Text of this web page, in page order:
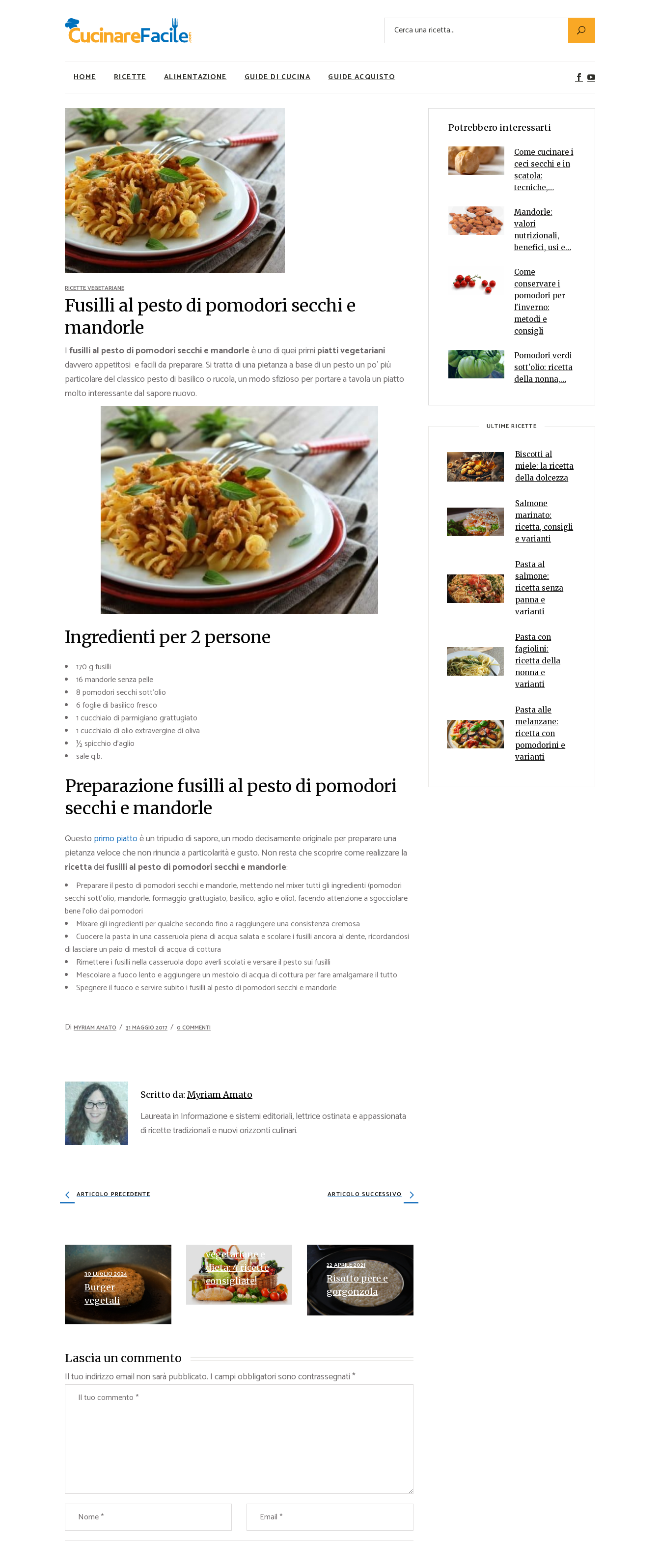
Cerca
HOME RICETTE
Ricette Facili e Veloci
Ricette Primi Piatti
Ricette Antipasti
Ricette Dolci
Ricette Carne
Ricette Secondi
Ricette Pizze e Rustici
Ricette Contorni
Ricette Piatti unici
Ricette Pesce
Video Ricette
Ricette per Ingrediente
ALIMENTAZIONE
Utility
Super Alimenti
Nutrizionista a tavola
Ricette Vegetariane
Ricette Vegane
Rumors
GUIDE DI CUCINA GUIDE ACQUISTO
Ricette Facili e Veloci
Ricette Primi Piatti
Ricette Dolci
Ricette Carne
Ricette Secondi
Utility
Super Alimenti
Ricette Vegetariane
Rumors
RICETTE VEGETARIANE
Fusilli al pesto di pomodori secchi e
mandorle
I fusilli al pesto di pomodori secchi e mandorleè uno di quei primi piatti vegetariani
davvero appetitosi e facili da preparare. Si tratta di una pietanza a base di un pesto un po’ più
particolare del classico pesto di basilico o rucola, un modo sfizioso per portare a tavola un piatto
molto interessante dal sapore nuovo.
Ingredienti per 2 persone
170 g fusilli
16 mandorle senza pelle
8 pomodori secchi sott’olio
6 foglie di basilico fresco
1 cucchiaio di parmigiano grattugiato
1 cucchiaio di olio extravergine di oliva
½ spicchio d’aglio
sale q.b.
Preparazione fusilli al pesto di pomodori
secchi e mandorle
Questo primo piattoè un tripudio di sapore, un modo decisamente originale per preparare una
pietanza veloce che non rinuncia a particolarità e gusto. Non resta che scoprire come realizzare la
ricettadeifusilli al pesto di pomodori secchi e mandorle:
Preparare il pesto di pomodori secchi e mandorle, mettendo nel mixer tutti gli ingredienti (pomodori
secchi sott’olio, mandorle, formaggio grattugiato, basilico, aglio e olio), facendo attenzione a sgocciolare
bene l’olio dai pomodori
Mixare gli ingredienti per qualche secondo fino a raggiungere una consistenza cremosa
Cuocere la pasta in una casseruola piena di acqua salata e scolare i fusilli ancora al dente, ricordandosi
di lasciare un paio di mestoli di acqua di cottura
Rimettere i fusilli nella casseruola dopo averli scolati e versare il pesto sui fusilli
Mescolare a fuoco lento e aggiungere un mestolo di acqua di cottura per fare amalgamare il tutto
Spegnere il fuoco e servire subito i fusilli al pesto di pomodori secchi e mandorle
Di MYRIAM AMATO 31 MAGGIO 2017 0 COMMENTI
Scritto da: Myriam Amato
Laureata in Informazione e sistemi editoriali, lettrice ostinata e appassionata
di ricette tradizionali e nuovi orizzonti culinari.
ARTICOLO PRECEDENTE ARTICOLO SUCCESSIVO
30 LUGLIO 2024
Burger
vegetali
vegetariane e
dieta: 4 ricette
consigliate!
22 APRILE 2021
Risotto pere e
gorgonzola
Lascia un commento
Il tuo indirizzo email non sarà pubblicato. I campi obbligatori sono contrassegnati*
Potrebbero interessarti
Come cucinare i
ceci secchi e in
scatola:
tecniche,…
Mandorle:
valori
nutrizionali,
benefici, usi e…
Come
conservare i
pomodori per
l'inverno:
metodi e
consigli
Pomodori verdi
sott'olio: ricetta
della nonna,…
ULTIME RICETTE
Biscotti al
miele: la ricetta
della dolcezza
Salmone
marinato:
ricetta, consigli
e varianti
Pasta al
salmone:
ricetta senza
panna e
varianti
Pasta con
fagiolini:
ricetta della
nonna e
varianti
Pasta alle
melanzane:
ricetta con
pomodorini e
varianti